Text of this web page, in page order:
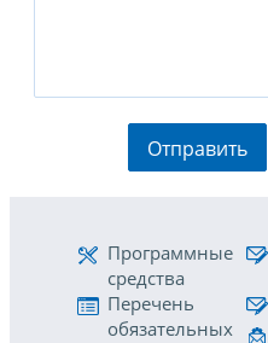
Отправить
Программные
средства
Перечень
обязательных